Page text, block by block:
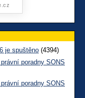
je spuštěno (4394)
poradny SONS
poradny SONS